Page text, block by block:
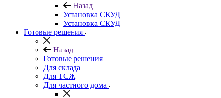
Назад
Установка СКУД
Установка СКУД
Готовые решения
Назад
Готовые решения
Для склада
Для ТСЖ
Для частного дома